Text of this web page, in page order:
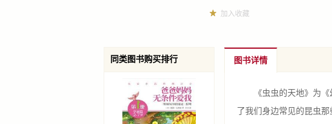
加入收藏
同类图书购买排行 图书详情
《虫虫的天地》为《
了我们身边常见的昆虫